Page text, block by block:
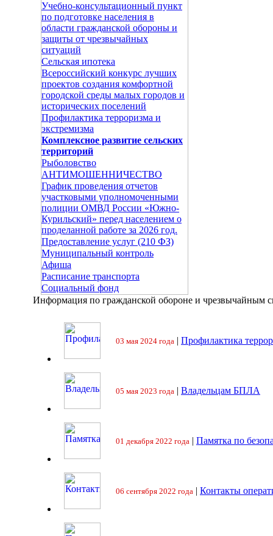
Учебно-консультационный пункт
по подготовке населения в
области гражданской обороны и
защиты от чрезвычайных
ситуаций
Сельская ипотека
Всероссийский конкурс лучших
проектов создания комфортной
городской среды малых городов и
исторических поселений
Профилактика терроризма и
экстремизма
Комплексное развитие сельских
территорий
Рыболовство
АНТИМОШЕННИЧЕСТВО
График проведения отчетов
участковыми уполномоченными
полиции ОМВД России «Южно-
Курильский» перед населением о
проделанной работе за 2026 год.
Предоставление услуг (210 ФЗ)
Муниципальный контроль
Афиша
Расписание транспорта
Социальный фонд
Информация по гражданской обороне и чрезвычайным
03 мая 2024 года | Профилактика
05 мая 2023 года | Владельцам БПЛА
01 декабря 2022 года | Памятка по
06 сентября 2022 года | Контакты